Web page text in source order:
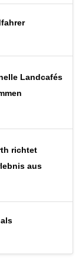
Landcafés
richtet
aus